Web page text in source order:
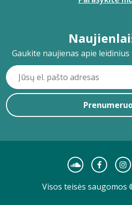
Gaukite naujienas apie leidinius
Visos teisės saugomos